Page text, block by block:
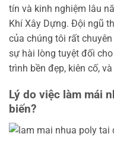
tín và kinh nghiệm lâu
Khí Xây Dựng. Đội ngũ
của chúng tôi rất
sự hài lòng tuyệt đối
trình bền đẹp, kiên cố,
Lý do việc làm mái
biến?